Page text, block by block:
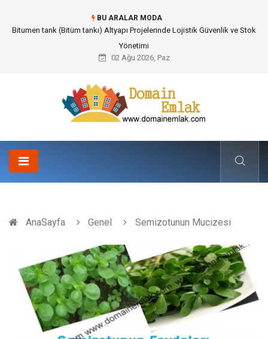
BU ARALAR MODA
Bitumen tank (Bitüm tankı) Altyapı Projelerinde Lojistik Güvenlik ve Stok
Yönetimi
02 Ağu 2026, Paz
AnaSayfa Genel Semizotunun Mucizesi